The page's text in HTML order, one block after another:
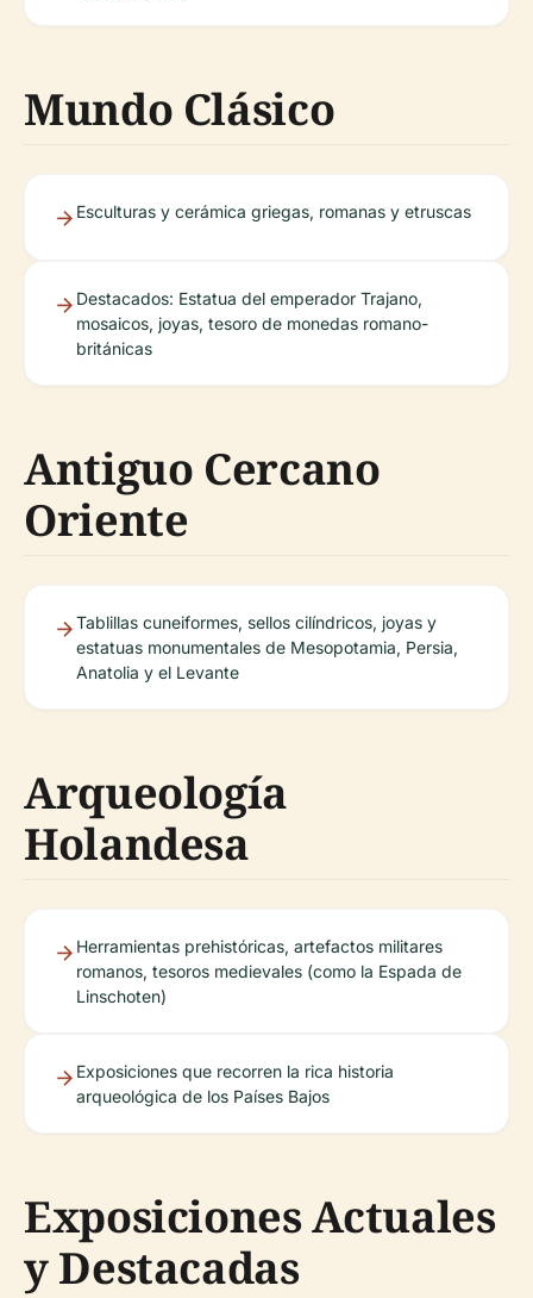
Mundo Clásico
Esculturas y cerámica griegas, romanas y etruscas
Destacados: Estatua del emperador Trajano,
mosaicos, joyas, tesoro de monedas romano-
británicas
Antiguo Cercano
Oriente
Tablillas cuneiformes, sellos cilíndricos, joyas y
estatuas monumentales de Mesopotamia, Persia,
Anatolia y el Levante
Arqueología
Holandesa
Herramientas prehistóricas, artefactos militares
romanos, tesoros medievales (como la Espada de
Linschoten)
Exposiciones que recorren la rica historia
arqueológica de los Países Bajos
Exposiciones Actuales
y Destacadas